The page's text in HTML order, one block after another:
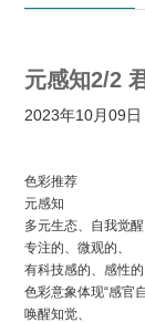
元感知2/2
2023年10月09日
色彩推荐
元感知
多元生态、自我觉醒
专注的、微观的、
有科技感的、感性的
色彩意象体现“感官
唤醒知觉、